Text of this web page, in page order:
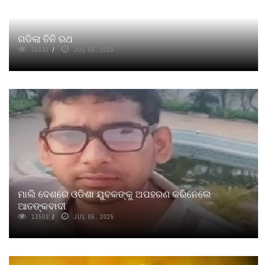
ଗଡିଲା ତିନି ରଥ
15532 JUL 05, 2025
ମାଲି ଦେଶରେ ଓଡିଶା ଯୁବକଙ୍କୁ ଅପହରଣ କରିନେଲେ
ଆତଙ୍କବାଦୀ
13503 JUL 05, 2025